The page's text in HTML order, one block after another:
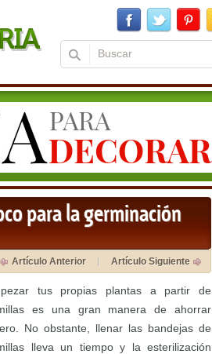
para la germinación
Artículo Anterior Artículo Siguiente
tus propias plantas a partir de
es una gran manera de ahorrar
No obstante, llenar las bandejas de
lleva un tiempo y la esterilización